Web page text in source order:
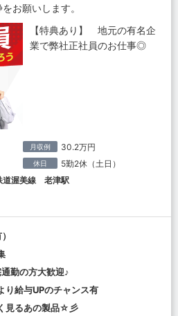
お願いします。
【特典あり】 地元の有名企
業で弊社正社員のお仕事◎
月収例 30.2万円
休日 5勤2休（土日）
道渥美線 老津駅
勤の方大歓迎♪
り給与UPのチャンス有
見るあの製品☆彡